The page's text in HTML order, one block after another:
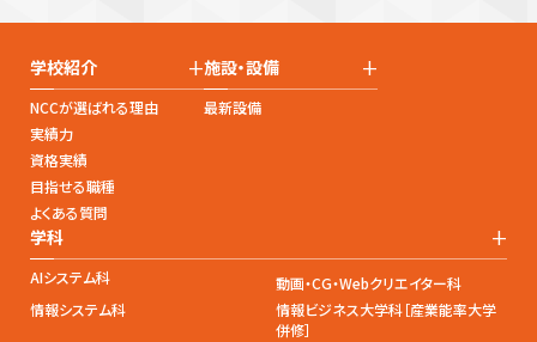
学校紹介 +
NCCが選ばれる理由
実績力
資格実績
目指せる職種
よくある質問
施設・設備 +
最新設備
学科 +
AIシステム科
動画・CG・Webクリエイター科
情報システム科
情報ビジネス大学科［産業能率大学
併修］